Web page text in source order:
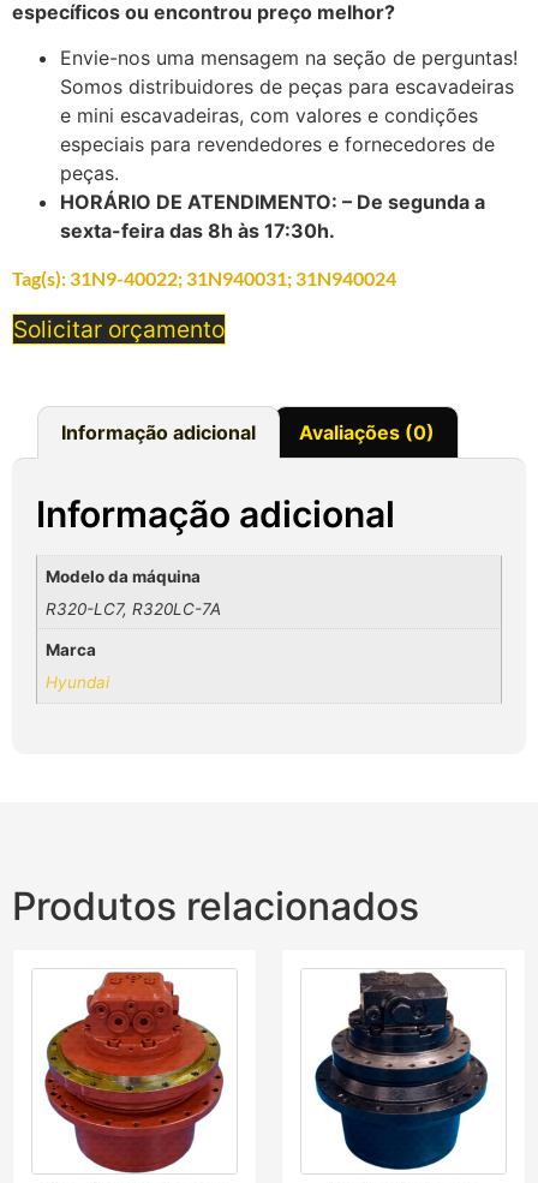
específicos ou encontrou preço melhor?
Envie-nos uma mensagem na seção de perguntas!
Somos distribuidores de peças para escavadeiras
e mini escavadeiras, com valores e condições
especiais para revendedores e fornecedores de
peças.
HORÁRIO DE ATENDIMENTO: – De segunda a
sexta-feira das 8h às 17:30h.
Tag(s):31N9-40022; 31N940031; 31N940024
Solicitar orçamento
Informação adicional Avaliações (0)
Informação adicional
Modelo da máquina
R320-LC7, R320LC-7A
Marca
Hyundai
Produtos relacionados